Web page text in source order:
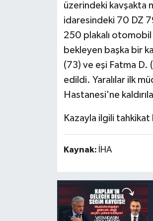
üzerindeki kavşakta
idaresindeki 70 DZ
250 plakalı otomobil
bekleyen başka bir
(73) ve eşi Fatma D.
edildi. Yaralılar ilk
Hastanesi'ne
Kazayla ilgili tahkikat
Kaynak: İHA